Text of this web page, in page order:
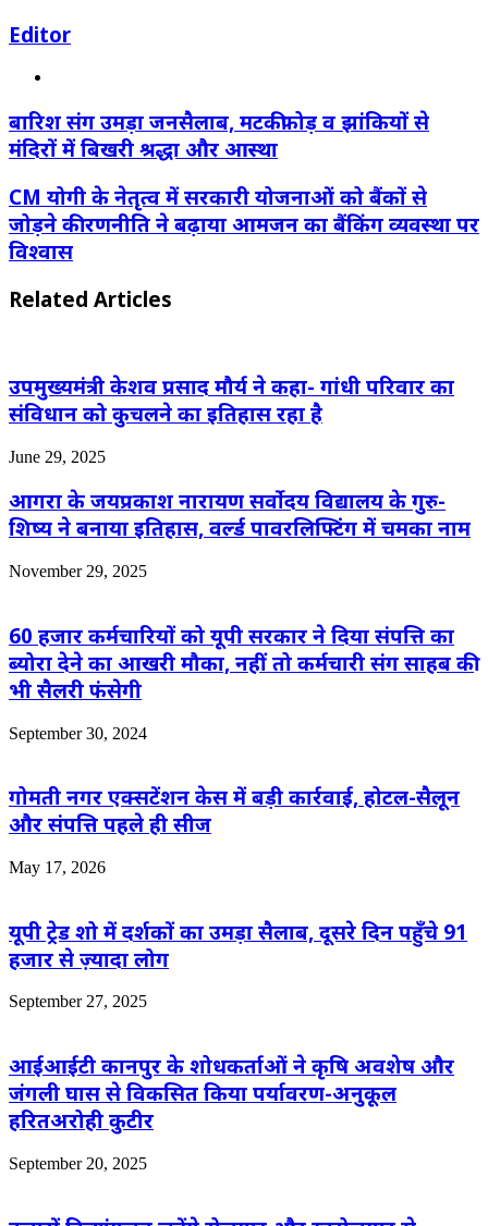
Editor
बारिश संग उमड़ा जनसैलाब, मटकीफोड़ व झांकियों से
मंदिरों में बिखरी श्रद्धा और आस्था
CM योगी के नेतृत्व में सरकारी योजनाओं को बैंकों से
जोड़ने की रणनीति ने बढ़ाया आमजन का बैंकिंग व्यवस्था पर
विश्वास
Related Articles
उपमुख्यमंत्री केशव प्रसाद मौर्य ने कहा- गांधी परिवार का
संविधान को कुचलने का इतिहास रहा है
June 29, 2025
आगरा के जयप्रकाश नारायण सर्वोदय विद्यालय के गुरु-
शिष्य ने बनाया इतिहास, वर्ल्ड पावरलिफ्टिंग में चमका नाम
November 29, 2025
60 हजार कर्मचारियों को यूपी सरकार ने दिया संपत्ति का
ब्योरा देने का आखरी मौका, नहीं तो कर्मचारी संग साहब की
भी सैलरी फंसेगी
September 30, 2024
गोमती नगर एक्सटेंशन केस में बड़ी कार्रवाई, होटल-सैलून
और संपत्ति पहले ही सीज
May 17, 2026
यूपी ट्रेड शो में दर्शकों का उमड़ा सैलाब, दूसरे दिन पहुँचे 91
हजार से ज़्यादा लोग
September 27, 2025
आईआईटी कानपुर के शोधकर्ताओं ने कृषि अवशेष और
जंगली घास से विकसित किया पर्यावरण-अनुकूल
हरितअरोही कुटीर
September 20, 2025